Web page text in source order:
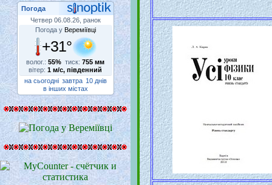
Погода
Четвер 06.08.26, ранок
Погода у Вереміївці
+31°
волог.: 55% тиск: 755 мм
вітер: 1 м/с, південний
на сьогодні завтра 10 днів
в інших містах